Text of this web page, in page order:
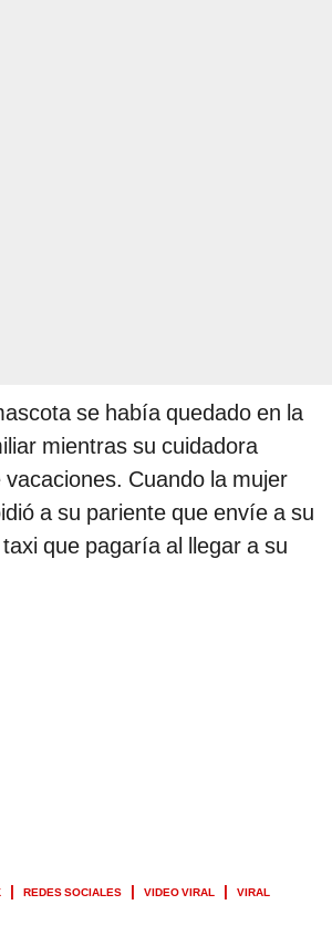
se había quedado en la
mientras su cuidadora
Cuando la mujer
a su pariente que envíe a su
que pagaría al llegar a su
REDES SOCIALES VIDEO VIRAL VIRAL